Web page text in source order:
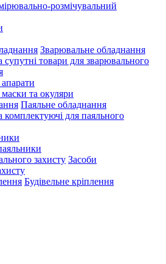
розмічувальний
Зварювальне обладнання
супутні товари для зварювального
та окуляри
Паяльне обладнання
комплектуючі для паяльного
Засоби
Будівельне кріплення